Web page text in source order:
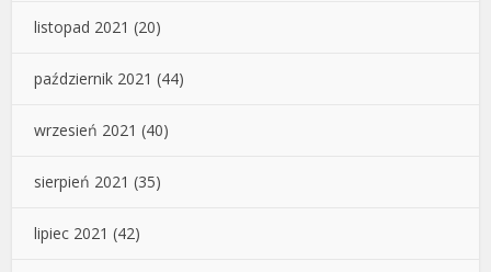
listopad 2021 (20)
październik 2021 (44)
wrzesień 2021 (40)
sierpień 2021 (35)
lipiec 2021 (42)